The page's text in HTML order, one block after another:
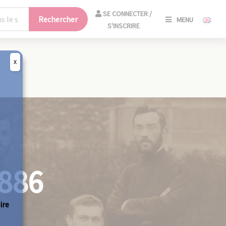
Rechercher
SE CONNECTER /
S'INSCRIRE
MENU
X